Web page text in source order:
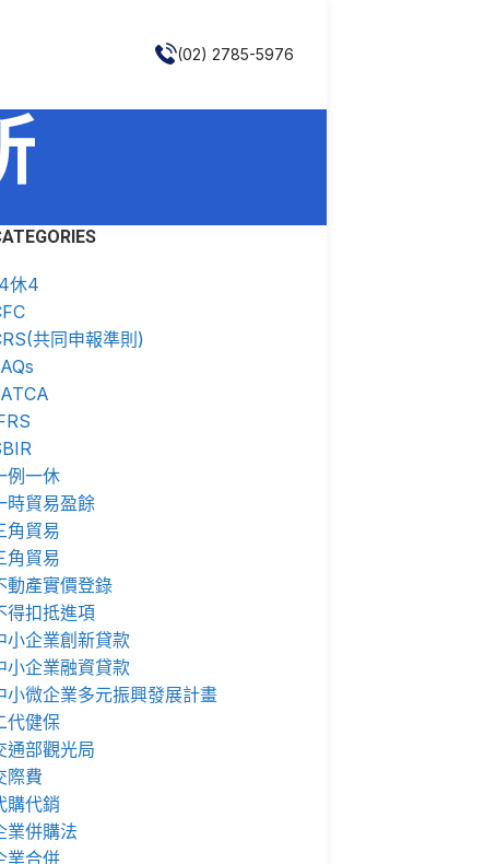
(02) 2785-5976
休4
共同申報準則)
例一休
時貿易盈餘
角貿易
角貿易
動產實價登錄
得扣抵進項
小企業創新貸款
小企業融資貸款
小微企業多元振興發展計畫
代健保
通部觀光局
際費
購代銷
業併購法
業合併